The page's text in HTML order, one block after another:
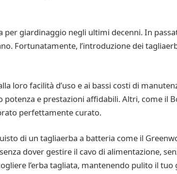
per giardinaggio negli ultimi decenni. In
Fortunatamente, l’introduzione dei
loro facilità d’uso e ai bassi costi di
potenza e prestazioni affidabili. Altri, come il
perfettamente curato.
di un tagliaerba a batteria come il
dover gestire il cavo di alimentazione,
l’erba tagliata, mantenendo pulito il tuo